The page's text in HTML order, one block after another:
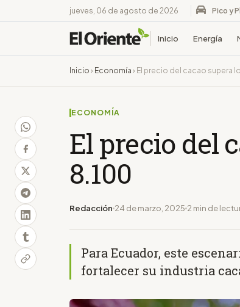
jueves, 06 de agosto de 2026 Pico y
Inicio Energía
Inicio › Economía › El precio del cacao supera
ECONOMÍA
El precio del
8.100
Redacción 24 de marzo, 2025 2 min de
Para Ecuador, este
fortalecer su industria